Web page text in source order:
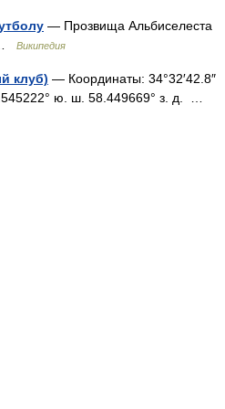
— Прозвища Альбиселеста
Википедия
клуб) — Координаты: 34°32′42.8″
ю. ш. 58.449669° з. д. …